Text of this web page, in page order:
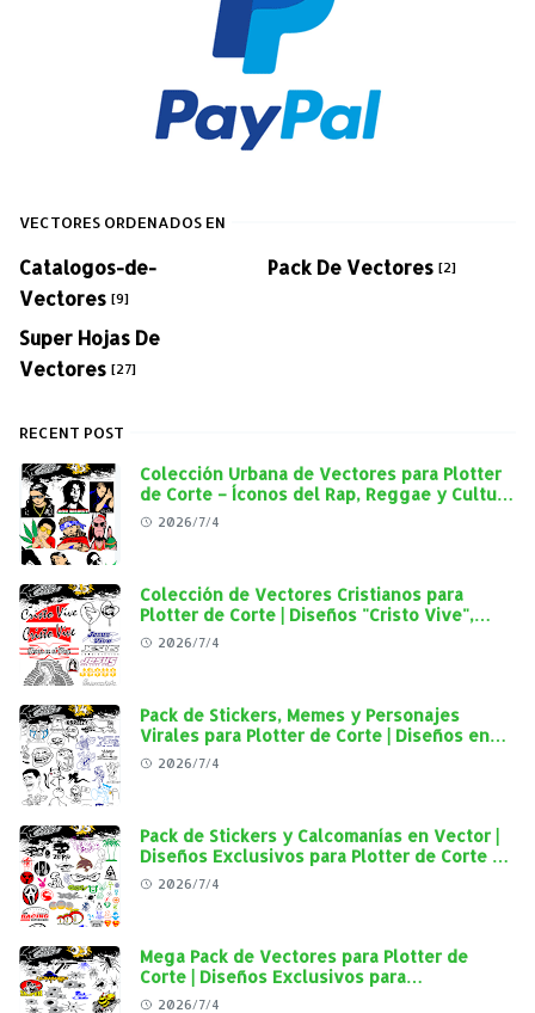
VECTORES ORDENADOS EN
Catalogos-de-
Vectores [9]
Pack De Vectores [2]
Super Hojas De
Vectores [27]
RECENT POST
Colección Urbana de Vectores para Plotter
de Corte – Íconos del Rap, Reggae y Cultura
Street en Alta Calidad
2026/7/4
Colección de Vectores Cristianos para
Plotter de Corte | Diseños "Cristo Vive",
"Jesús Vive" y Virgen de Guadalupe en Alta
Calidad
2026/7/4
Pack de Stickers, Memes y Personajes
Virales para Plotter de Corte | Diseños en
Alta Calidad
2026/7/4
Pack de Stickers y Calcomanías en Vector |
Diseños Exclusivos para Plotter de Corte y
Personalización Automotriz
2026/7/4
Mega Pack de Vectores para Plotter de
Corte | Diseños Exclusivos para
Personalización Automotriz
2026/7/4